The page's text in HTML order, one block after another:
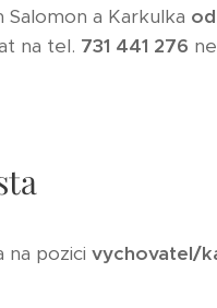
a Karkulka
na tel. 731 441 276
na pozici vychovatel/